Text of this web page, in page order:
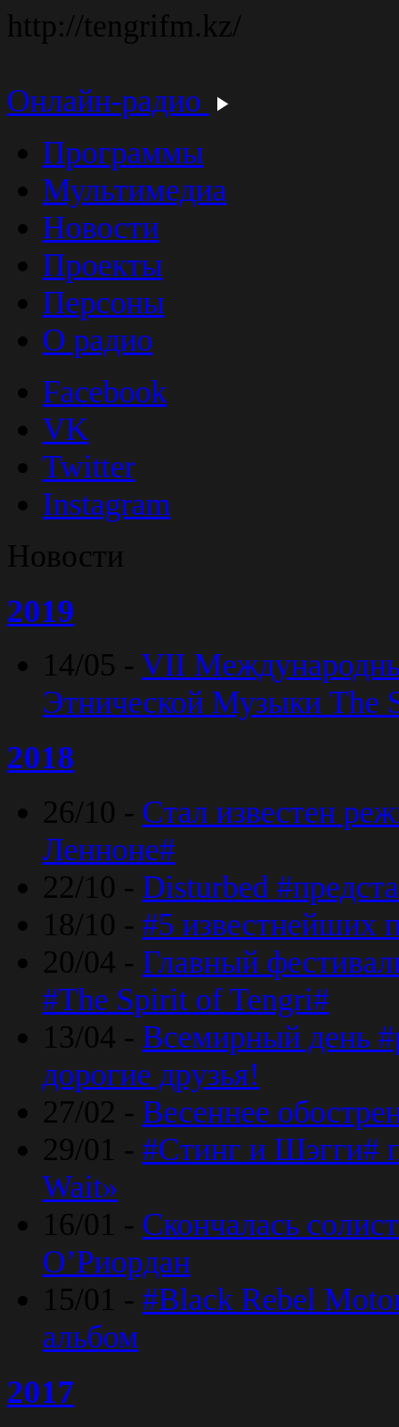
http://tengrifm.kz/
Онлайн-радио
Программы
Мультимедиа
Новости
Проекты
Персоны
О радио
Facebook
VK
Twitter
Instagram
Новости
2019
14/05 - VII
Этнической Музыки The
2018
26/10 - Стал известен
Ленноне#
22/10 - Disturbed
18/10 - #5 известнейших
20/04 - Главный
#The Spirit of Tengri#
13/04 - Всемирный день
дорогие друзья!
27/02 - Весеннее
29/01 - #Стинг и Шэгги#
Wait»
16/01 - Скончалась
O’Риордан
15/01 - #Black Rebel
альбом
2017